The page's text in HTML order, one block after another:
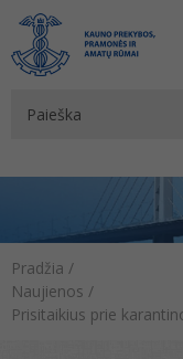
Pradžia /
Naujienos /
Prisitaikius prie